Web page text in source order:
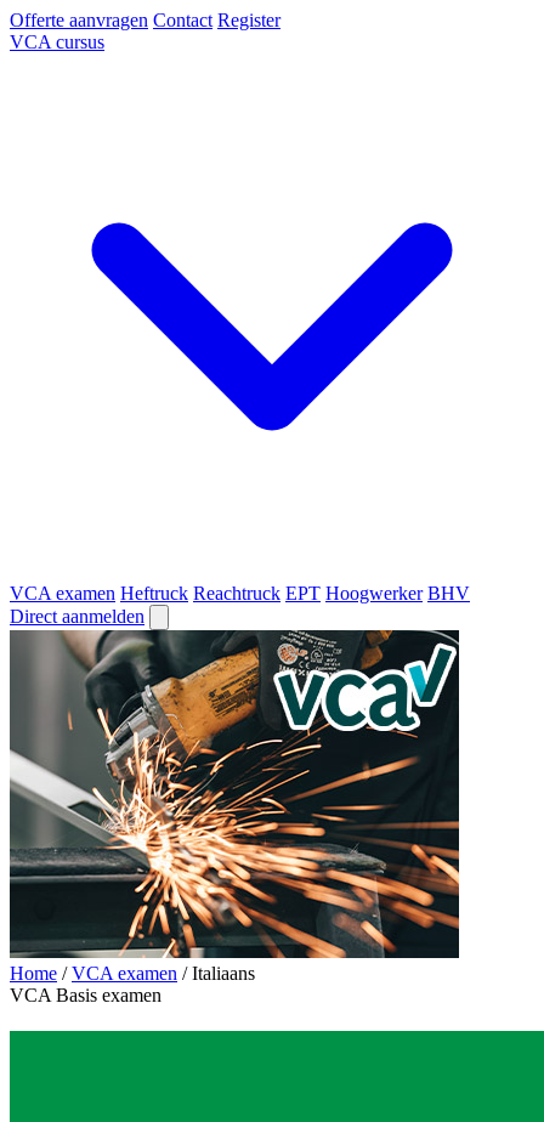
Offerte aanvragen Contact Register
VCA cursus
VCA examen Heftruck Reachtruck EPT Hoogwerker BHV
Direct aanmelden
Home / VCA examen / Italiaans
VCA Basis examen